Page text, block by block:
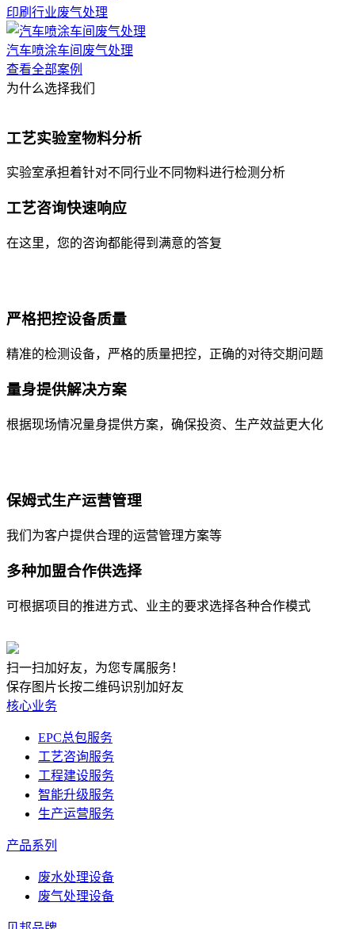
印刷行业废气处理
汽车喷涂车间废气处理
查看全部案例
为什么选择我们
工艺实验室物料分析
实验室承担着针对不同行业不同物料进行检测分析
工艺咨询快速响应
在这里，您的咨询都能得到满意的答复
严格把控设备质量
精准的检测设备，严格的质量把控，正确的对待交期问题
量身提供解决方案
根据现场情况量身提供方案，确保投资、生产效益更大化
保姆式生产运营管理
我们为客户提供合理的运营管理方案等
多种加盟合作供选择
可根据项目的推进方式、业主的要求选择各种合作模式
扫一扫加好友，为您专属服务！
保存图片长按二维码识别加好友
核心业务
EPC总包服务
工艺咨询服务
工程建设服务
智能升级服务
生产运营服务
产品系列
废水处理设备
废气处理设备